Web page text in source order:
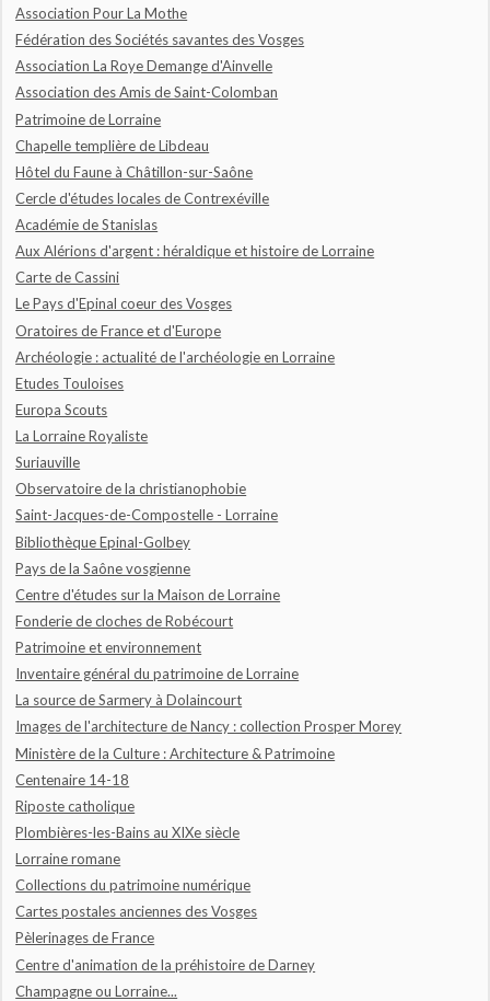
Association Pour La Mothe
Fédération des Sociétés savantes des Vosges
Association La Roye Demange d'Ainvelle
Association des Amis de Saint-Colomban
Patrimoine de Lorraine
Chapelle templière de Libdeau
Hôtel du Faune à Châtillon-sur-Saône
Cercle d'études locales de Contrexéville
Académie de Stanislas
Aux Alérions d'argent : héraldique et histoire de Lorraine
Carte de Cassini
Le Pays d'Epinal coeur des Vosges
Oratoires de France et d'Europe
Archéologie : actualité de l'archéologie en Lorraine
Etudes Touloises
Europa Scouts
La Lorraine Royaliste
Suriauville
Observatoire de la christianophobie
Saint-Jacques-de-Compostelle - Lorraine
Bibliothèque Epinal-Golbey
Pays de la Saône vosgienne
Centre d'études sur la Maison de Lorraine
Fonderie de cloches de Robécourt
Patrimoine et environnement
Inventaire général du patrimoine de Lorraine
La source de Sarmery à Dolaincourt
Images de l'architecture de Nancy : collection Prosper Morey
Ministère de la Culture : Architecture & Patrimoine
Centenaire 14-18
Riposte catholique
Plombières-les-Bains au XIXe siècle
Lorraine romane
Collections du patrimoine numérique
Cartes postales anciennes des Vosges
Pèlerinages de France
Centre d'animation de la préhistoire de Darney
Champagne ou Lorraine...